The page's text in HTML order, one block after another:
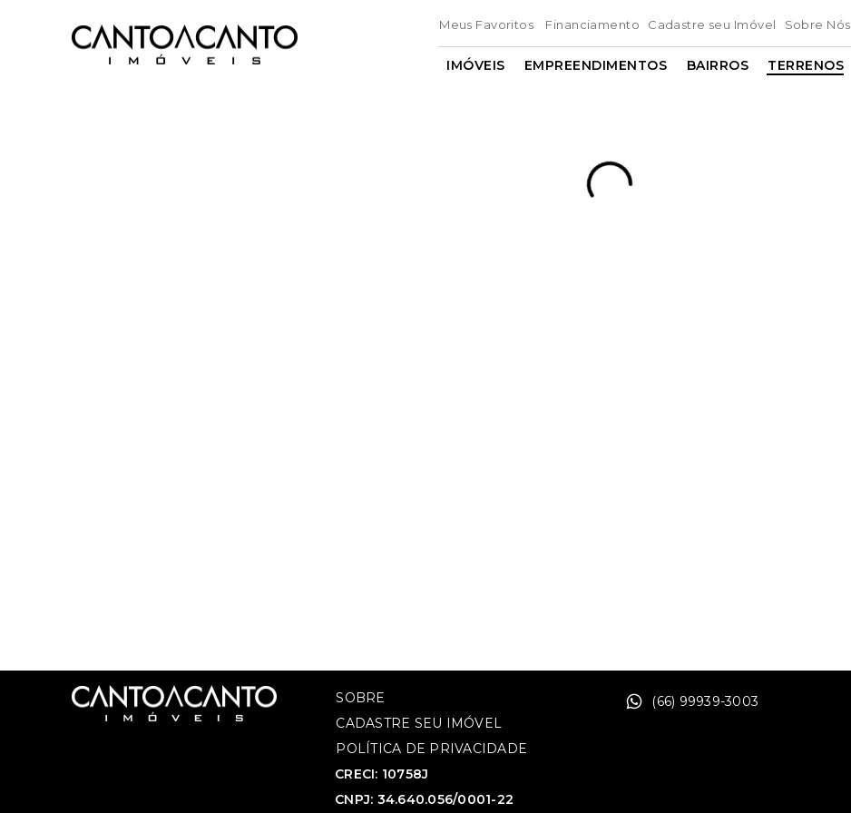
Meus Favoritos Financiamento Cadastre seu Imóvel Sobre Nós
IMÓVEIS EMPREENDIMENTOS BAIRROS TERRENOS
SOBRE
CADASTRE SEU IMÓVEL
POLÍTICA DE PRIVACIDADE
CRECI: 10758J
CNPJ: 34.640.056/0001-22
(66) 99939-3003